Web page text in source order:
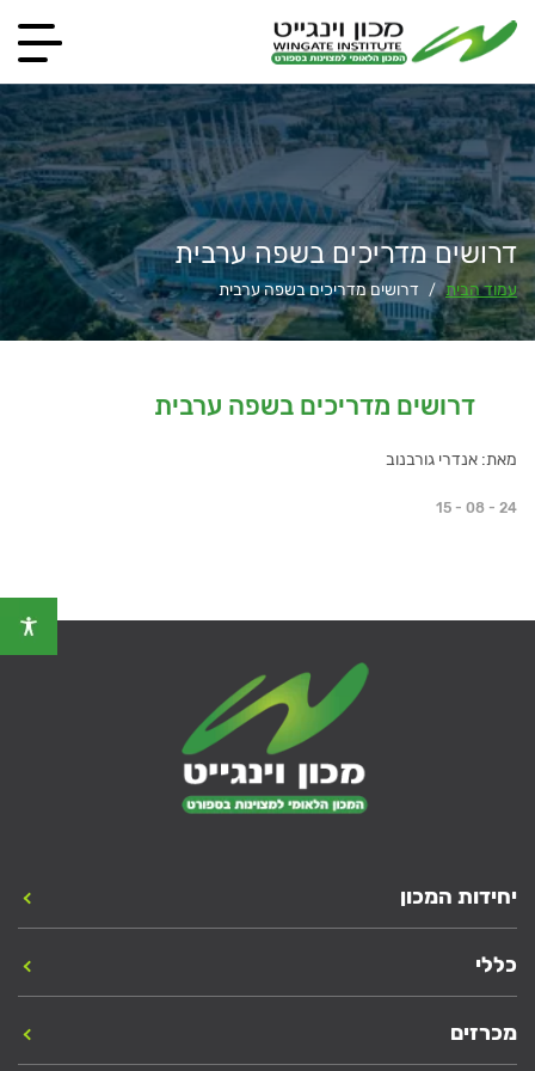
דרושים מדריכים בשפה ערבית
עמוד הבית / דרושים מדריכים בשפה ערבית
דרושים מדריכים בשפה ערבית
מאת: אנדרי גורבנוב
15 - 08 - 24
יחידות המכון
כללי
מכרזים